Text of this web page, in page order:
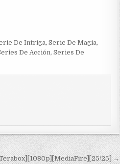
De Intriga, Serie De Magia,
De Acción, Series De
25] →